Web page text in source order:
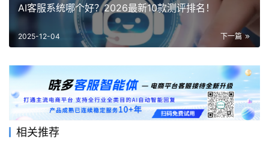
AI客服系统哪个好？2026最新10款测评排名！
下一篇
2025-12-04
相关推荐